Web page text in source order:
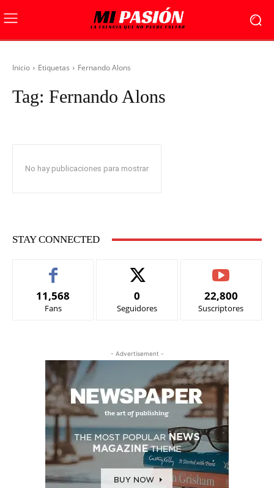
Inicio Etiquetas Fernando Alons
Tag: Fernando Alons
No hay publicaciones para mostrar
STAY CONNECTED
11,568
Fans
0
Seguidores
22,800
Suscriptores
- Advertisement -